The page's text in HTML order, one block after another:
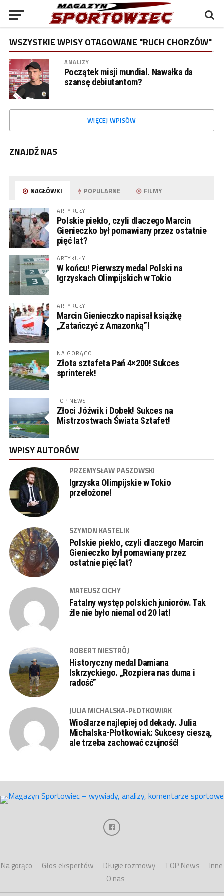
WSZYSTKIE WPISY OTAGOWANE "RUCH CHORZÓW"
ANALIZY
Początek misji mundial. Nawałka da
szansę debiutantom?
WIĘCEJ WPISÓW
ZNAJDŹ NAS
NAGŁÓWKI POPULARNE FILMY
ARTYKUŁY
Polskie piekło, czyli dlaczego Marcin
Gienieczko był pomawiany przez ostatnie
pięć lat?
ARTYKUŁY
W końcu! Pierwszy medal Polski na
Igrzyskach Olimpijskich w Tokio
ARTYKUŁY
Marcin Gienieczko napisał książkę
„Zatańczyć z Amazonką”!
NA GORĄCO
Złota sztafeta Pań 4×200! Sukces
sprinterek!
TOP NEWS
Złoci Jóźwik i Dobek! Sukces na
Mistrzostwach Świata Sztafet!
WPISY AUTORÓW
PRZEMYSŁAW PASZOWSKI
Igrzyska Olimpijskie w Tokio
przełożone!
SZYMON KASTELIK
Polskie piekło, czyli dlaczego Marcin
Gienieczko był pomawiany przez
ostatnie pięć lat?
MATEUSZ CICHY
Fatalny występ polskich juniorów. Tak
źle nie było niemal od 20 lat!
ROBERT NIESTRÓJ
Historyczny medal Damiana
Iskrzyckiego. „Rozpiera nas duma i
radość”
JULIA MICHALSKA-PŁOTKOWIAK
Wioślarze najlepiej od dekady. Julia
Michalska-Płotkowiak: Sukcesy cieszą,
ale trzeba zachować czujność!
Na gorąco Głos ekspertów Długie rozmowy TOP News
Inne
O nas